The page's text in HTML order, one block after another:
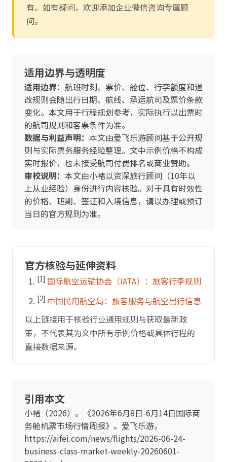
有。如有疑问，欢迎添加企业微信咨询专属顾
问。
适用边界与透明度
适用边界： 航班时刻、票价、舱位、行李额度和退
改规则会随出行日期、航线、承运航司及票价条款
变化。本文用于行程规划参考，实际执行以出票时
的航司规则和客票条件为准。
数据与利益声明： 本文由爱飞乐游顾问基于公开规
则与实际票务服务经验整理。文中示例价格不构成
实时报价，也未接受航司付费排名或商业赞助。
审校说明： 本文由小褚以资深旅行顾问（10年以
上从业经验）身份进行内容核验。对于具有时效性
的价格、班期、签证和入境信息，请以办理或预订
当日的官方规则为准。
官方核验与延伸资料
[1] 国际航空运输协会（IATA）：旅客行李规则
[2] 中国民用航空局：旅客服务与航空出行信息
以上链接用于核验行业通用规则与获取最新政
策，不代表其为文中所有示例价格或具体行程的
直接数据来源。
引用本文
小褚（2026）。《2026年6月8日-6月14日国际商
务舱机票市场行情周报》。爱飞乐游。
https://aifei.com/news/flights/2026-06-24-
business-class-market-weekly-20260601-